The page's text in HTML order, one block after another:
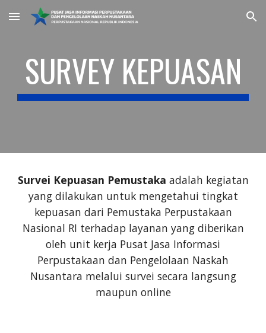
Skip to main content Skip to navigation
SURVEY KEPUASAN
Survei Kepuasan Pemustaka adalah kegiatan
yang dilakukan untuk mengetahui tingkat
kepuasan dari Pemustaka Perpustakaan
Nasional RI terhadap layanan yang diberikan
oleh unit kerja Pusat Jasa Informasi
Perpustakaan dan Pengelolaan Naskah
Nusantara melalui survei secara langsung
maupun online